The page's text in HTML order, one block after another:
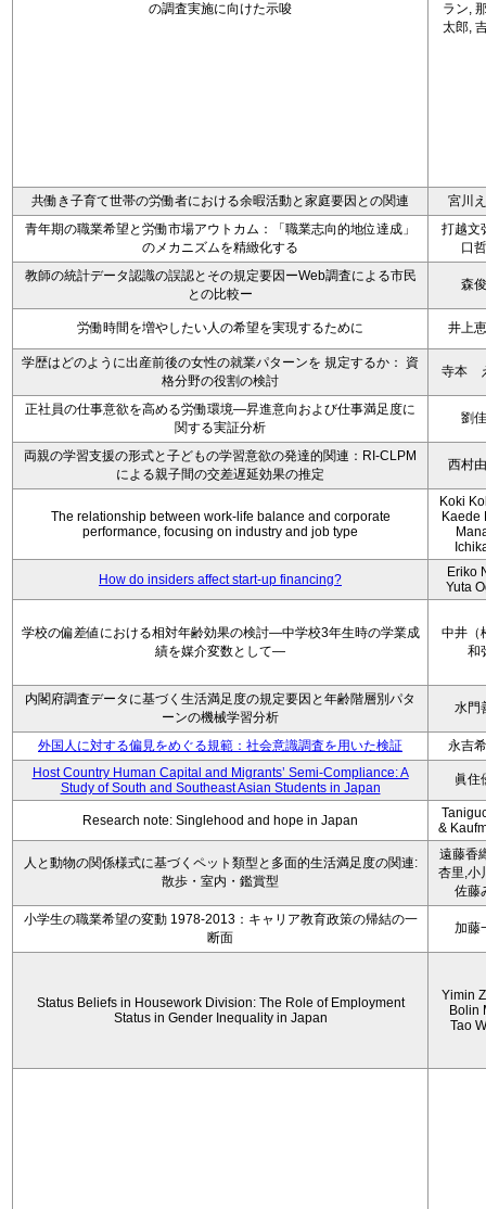
の調査実施に向けた示唆
ラン,
太郎,
共働き子育て世帯の労働者における余暇活動と家庭要因との関連
宮川
青年期の職業希望と労働市場アウトカム：「職業志向的地位達成」
のメカニズムを精緻化する
打越文
口
教師の統計データ認識の誤認とその規定要因ーWeb調査による市民
との比較ー
森
労働時間を増やしたい人の希望を実現するために 井上
学歴はどのように出産前後の女性の就業パターンを 規定するか： 資
格分野の役割の検討
寺本
正社員の仕事意欲を高める労働環境―昇進意向および仕事満足度に
関する実証分析
劉
両親の学習支援の形式と子どもの学習意欲の発達的関連：RI-CLPM
による親子間の交差遅延効果の推定
西村
The relationship between work-life balance and corporate
performance, focusing on industry and job type
Koki
Kaede
How do insiders affect start-up financing?
Eriko
Yuta
学校の偏差値における相対年齢効果の検討―中学校3年生時の学業成
績を媒介変数として―
中井（
和
内閣府調査データに基づく生活満足度の規定要因と年齢階層別パタ
ーンの機械学習分析
水門
外国人に対する偏見をめぐる規範：社会意識調査を用いた検証
永吉
Host Country Human Capital and Migrants’ Semi-Compliance: A
Study of South and Southeast Asian Students in Japan
眞住
Research note: Singlehood and hope in Japan
&
人と動物の関係様式に基づくペット類型と多面的生活満足度の関連:
散歩・室内・鑑賞型
遠藤香
杏里,小
佐藤
小学生の職業希望の変動 1978-2013：キャリア教育政策の帰結の一
断面
加藤
Status Beliefs in Housework Division: The Role of Employment
Status in Gender Inequality in Japan
Yimin
Bolin
Tao